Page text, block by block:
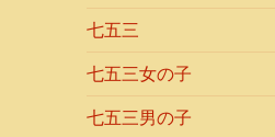
七五三
七五三女の子
七五三男の子